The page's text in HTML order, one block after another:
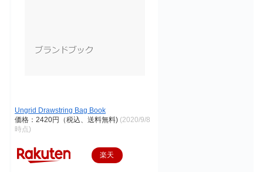
Ungrid Drawstring Bag Book
価格：2420円（税込、送料無料) (2020/9/8
時点)
楽天